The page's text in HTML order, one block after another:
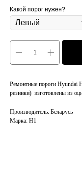
Какой порог нужен?
Ремонтные пороги Hyundai
резинки) изготовлены из
Производитель: Беларусь
Марка: H1